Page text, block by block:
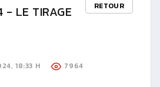
RETOUR
- LE TIRAGE
18:33 H
7964